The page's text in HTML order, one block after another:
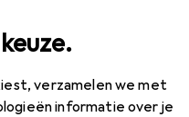
verzamelen we met
informatie over je
(willekeurig model)